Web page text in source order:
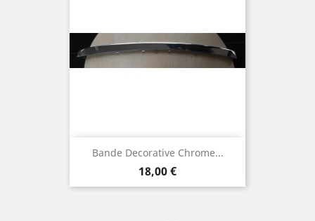
Bande Decorative Chrome...
Prix
18,00 €